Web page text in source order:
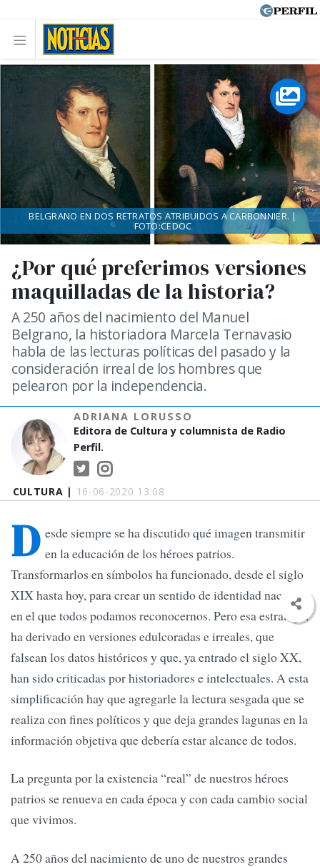
CULTURA | 16-06-2020 13:08
¿Por qué preferimos versiones
maquilladas de la historia?
A 250 años del nacimiento del Manuel
Belgrano, la historiadora Marcela Ternavasio
habla de las lecturas políticas del pasado y la
consideración irreal de los hombres que
pelearon por la independencia.
ADRIANA LORUSSO
Editora de Cultura y columnista de Radio
Perfil.
BELGRANO EN DOS RETRATOS ATRIBUIDOS A CARBONNIER. |
FOTO:CEDOC
D esde siempre se ha discutido qué imagen transmitir
en la educación de los héroes patrios.
Transformarlos en símbolos ha funcionado, desde el siglo
XIX hasta hoy, para crear un sentido de identidad nacional
en el que todos podamos reconocernos. Pero esa estrategia
ha derivado en versiones edulcoradas e irreales, que
falsean los datos históricos y que, ya entrado el siglo XX,
han sido criticadas por historiadores e intelectuales. A esta
simplificación hay que agregarle la lectura sesgada que se
realiza con fines políticos y que deja grandes lagunas en la
información objetiva que debería estar alcance de todos.
La pregunta por la existencia “real” de nuestros héroes
patrios se renueva en cada época y con cada cambio social
que vivimos.
A 250 años del nacimiento de uno de nuestros grandes